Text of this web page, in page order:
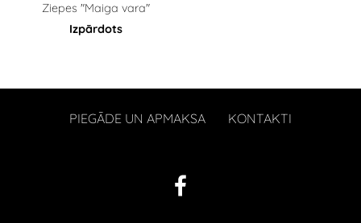
Ziepes "Maiga vara"
Izpārdots
PIEGĀDE UN APMAKSA KONTAKTI